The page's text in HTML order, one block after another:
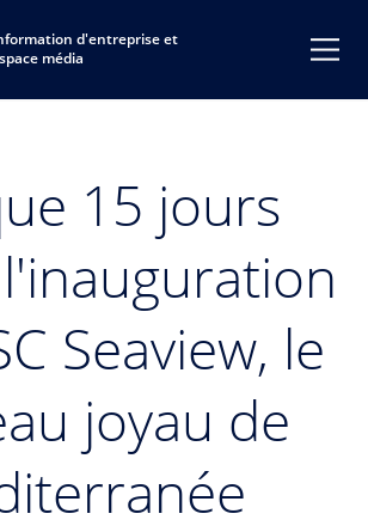
d'entreprise et
média
15 jours
Seaview, le
joyau de